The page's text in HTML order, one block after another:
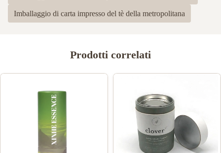
Imballaggio di carta impresso del tè della metropolitana
Prodotti correlati